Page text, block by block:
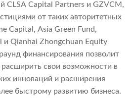
CLSA Capital Partners и GZVCM,
от таких авторитетных
Capital, Asia Green Fund,
и Qianhai Zhongchuan Equity
финансирования позволит
свои возможности в
инноваций и расширения
быстрому развитию бизнеса.